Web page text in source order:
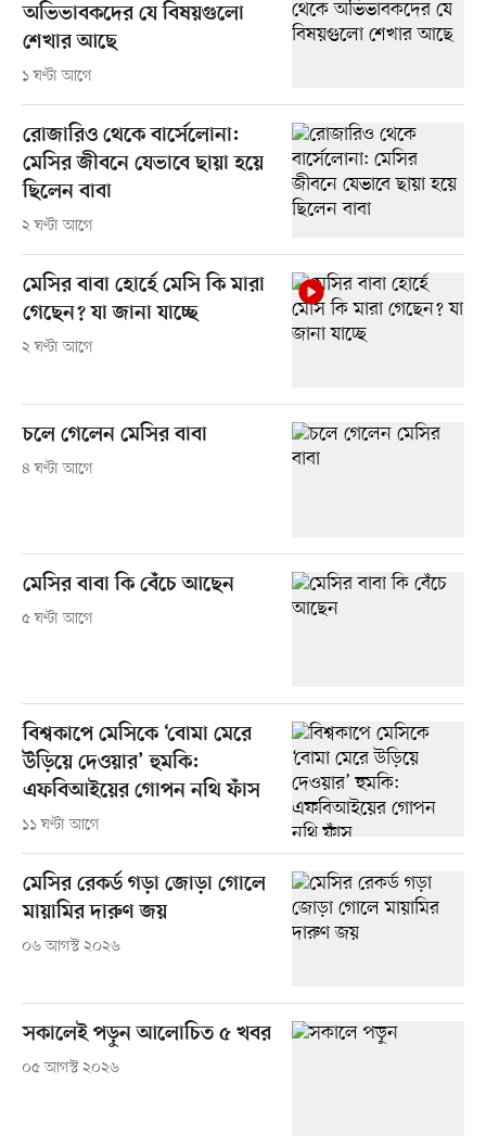
অভিভাবকদের যে বিষয়গুলো
শেখার আছে
১ ঘণ্টা আগে
রোজারিও থেকে বার্সেলোনা:
মেসির জীবনে যেভাবে ছায়া হয়ে
ছিলেন বাবা
২ ঘণ্টা আগে
মেসির বাবা হোর্হে মেসি কি মারা
গেছেন? যা জানা যাচ্ছে
২ ঘণ্টা আগে
চলে গেলেন মেসির বাবা
৪ ঘণ্টা আগে
মেসির বাবা কি বেঁচে আছেন
৫ ঘণ্টা আগে
বিশ্বকাপে মেসিকে ‘বোমা মেরে
উড়িয়ে দেওয়ার’ হুমকি:
এফবিআইয়ের গোপন নথি ফাঁস
১১ ঘণ্টা আগে
মেসির রেকর্ড গড়া জোড়া গোলে
মায়ামির দারুণ জয়
০৬ আগস্ট ২০২৬
সকালেই পড়ুন আলোচিত ৫ খবর
০৫ আগস্ট ২০২৬